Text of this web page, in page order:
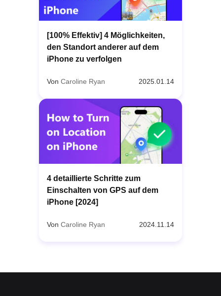
[100% Effektiv] 4 Möglichkeiten,
den Standort anderer auf dem
iPhone zu verfolgen
Von Caroline Ryan 2025.01.14
4 detaillierte Schritte zum
Einschalten von GPS auf dem
iPhone [2024]
Von Caroline Ryan 2024.11.14